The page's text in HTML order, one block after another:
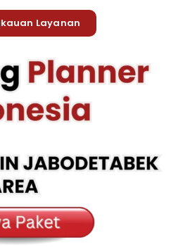
Layanan